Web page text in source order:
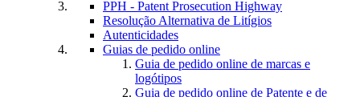
PPH - Patent Prosecution Highway
Resolução Alternativa de Litígios
Autenticidades
Guias de pedido online
Guia de pedido online de marcas e
logótipos
Guia de pedido online de Patente e de